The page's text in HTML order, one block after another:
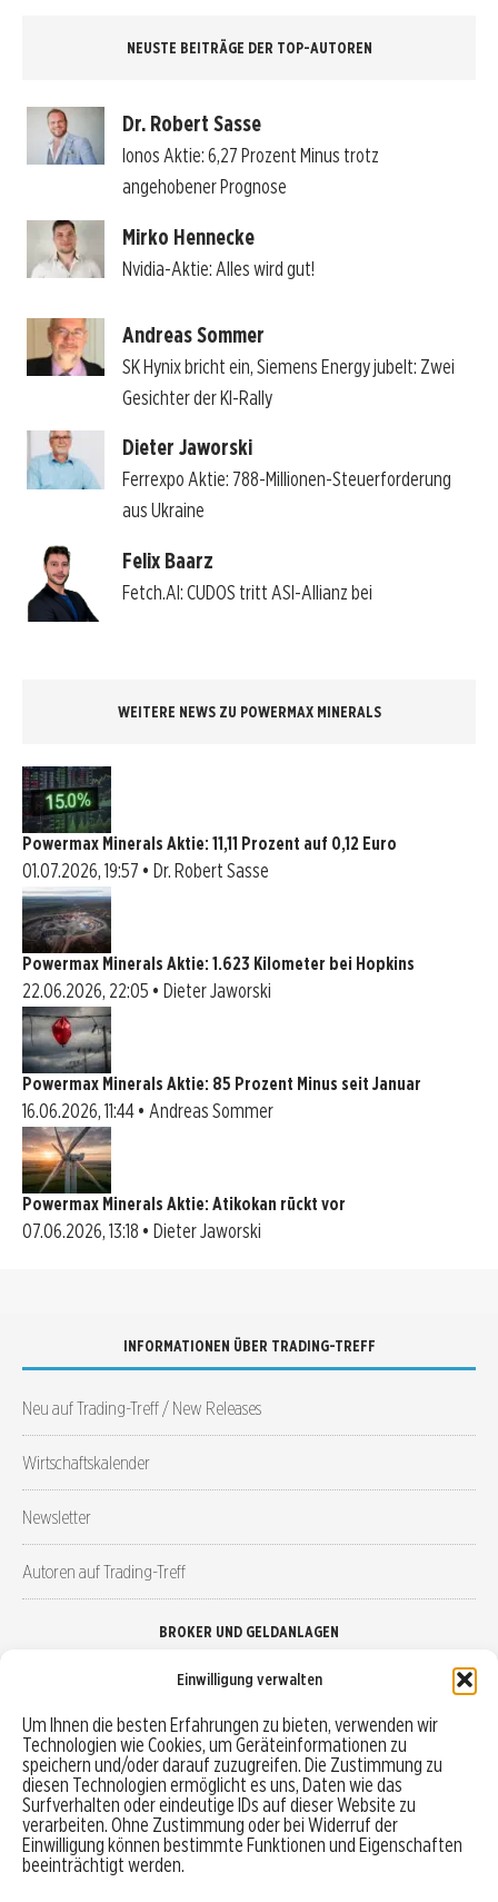
Einwilligung verwalten
Um Ihnen die besten Erfahrungen zu bieten, verwenden wir
Technologien wie Cookies, um Geräteinformationen zu
speichern und/oder darauf zuzugreifen. Die Zustimmung zu
diesen Technologien ermöglicht es uns, Daten wie das
Surfverhalten oder eindeutige IDs auf dieser Website zu
verarbeiten. Ohne Zustimmung oder bei Widerruf der
Einwilligung können bestimmte Funktionen und Eigenschaften
beeinträchtigt werden.
NEUSTE BEITRÄGE DER TOP-AUTOREN
Dr. Robert Sasse
Ionos Aktie: 6,27 Prozent Minus trotz
angehobener Prognose
Mirko Hennecke
Nvidia-Aktie: Alles wird gut!
Andreas Sommer
SK Hynix bricht ein, Siemens Energy jubelt: Zwei
Gesichter der KI-Rally
Dieter Jaworski
Ferrexpo Aktie: 788-Millionen-Steuerforderung
aus Ukraine
Felix Baarz
Fetch.AI: CUDOS tritt ASI-Allianz bei
WEITERE NEWS ZU POWERMAX MINERALS
Powermax Minerals Aktie: 11,11 Prozent auf 0,12 Euro
01.07.2026, 19:57 • Dr. Robert Sasse
Powermax Minerals Aktie: 1.623 Kilometer bei Hopkins
22.06.2026, 22:05 • Dieter Jaworski
Powermax Minerals Aktie: 85 Prozent Minus seit Januar
16.06.2026, 11:44 • Andreas Sommer
Powermax Minerals Aktie: Atikokan rückt vor
07.06.2026, 13:18 • Dieter Jaworski
INFORMATIONEN ÜBER TRADING-TREFF
Neu auf Trading-Treff / New Releases
Wirtschaftskalender
Newsletter
Autoren auf Trading-Treff
BROKER UND GELDANLAGEN
Robo-Advisor vergleichen
Depotvergleich
Festgeld vergleichen